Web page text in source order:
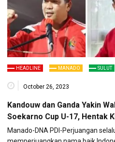
HEADLINE MANADO SULUT
October 26, 2023
Kandouw dan Ganda Yakin
Soekarno Cup U-17, Hentak
Manado-DNA PDI-Perjuangan